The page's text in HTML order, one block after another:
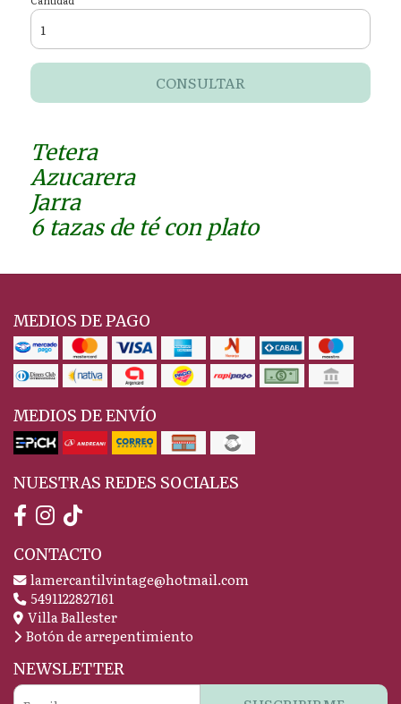
CONSULTAR
Tetera
Azucarera
Jarra
6 tazas de té con plato
MEDIOS DE PAGO
MEDIOS DE ENVÍO
NUESTRAS REDES SOCIALES
CONTACTO
lamercantilvintage@hotmail.com
5491122827161
Villa Ballester
Botón de arrepentimiento
NEWSLETTER